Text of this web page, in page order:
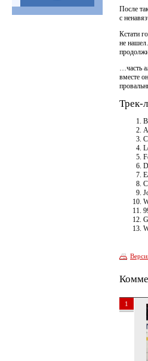
После
с
Кстати
не
…часть
вместе
Трек-
1